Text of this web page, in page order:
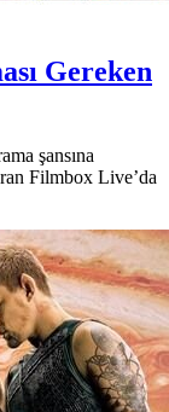
Gereken
şansına
Filmbox Live’da